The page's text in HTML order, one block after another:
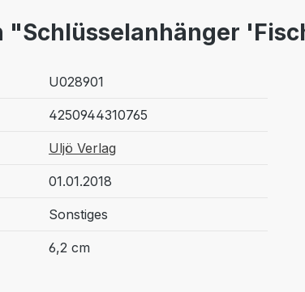
"Schlüsselanhänger
U028901
4250944310765
Uljö Verlag
01.01.2018
Sonstiges
6,2 cm